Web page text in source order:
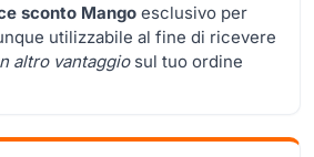
sconto Mango esclusivo per
utilizzabile al fine di ricevere
altro vantaggiosul tuo ordine